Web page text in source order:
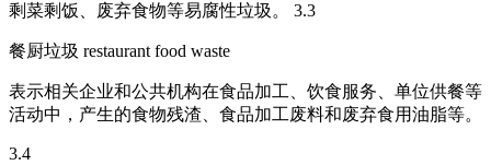
剩菜剩饭、废弃食物等易腐性垃圾。 3.3
餐厨垃圾 restaurant food waste
表示相关企业和公共机构在食品加工、饮食服务、单位供餐等
活动中，产生的食物残渣、食品加工废料和废弃食用油脂等。
3.4